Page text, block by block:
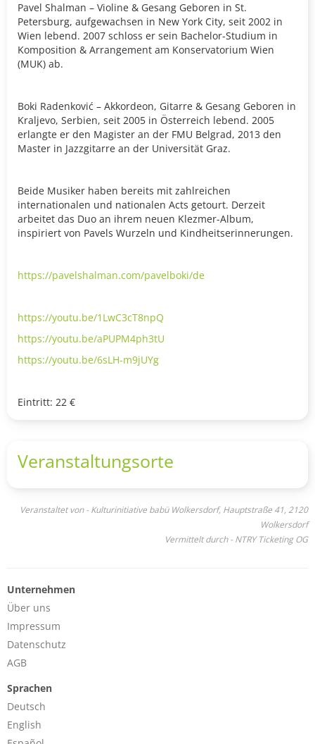
Pavel Shalman – Violine & Gesang Geboren in St.
Petersburg, aufgewachsen in New York City, seit 2002 in
Wien lebend. 2007 schloss er sein Bachelor-Studium in
Komposition & Arrangement am Konservatorium Wien
(MUK) ab.
Boki Radenković – Akkordeon, Gitarre & Gesang Geboren in
Kraljevo, Serbien, seit 2005 in Österreich lebend. 2005
erlangte er den Magister an der FMU Belgrad, 2013 den
Master in Jazzgitarre an der Universität Graz.
Beide Musiker haben bereits mit zahlreichen
internationalen und nationalen Acts getourt. Derzeit
arbeitet das Duo an ihrem neuen Klezmer-Album,
inspiriert von Pavels Wurzeln und Kindheitserinnerungen.
https://pavelshalman.com/pavelboki/de
https://youtu.be/1LwC3cT8npQ
https://youtu.be/aPUPM4ph3tU
https://youtu.be/6sLH-m9jUYg
Eintritt: 22 €
Veranstaltungsorte
Veranstaltet von - Kulturinitiative babü Wolkersdorf, Hauptstraße 41, 2120
Wolkersdorf
Vermittelt durch - NTRY Ticketing OG
Unternehmen
Über uns
Impressum
Datenschutz
AGB
Sprachen
Deutsch
English